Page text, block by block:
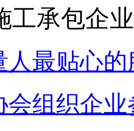
工承包企
人最贴心
会组织企